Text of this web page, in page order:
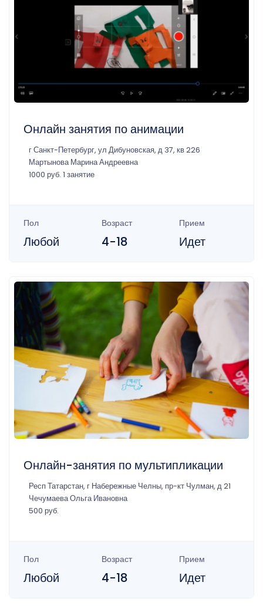
Онлайн занятия по анимации
г Санкт-Петербург, ул Дибуновская, д 37, кв 226
Мартынова Марина Андреевна
1000 руб. 1 занятие
Пол
Любой
Возраст
4-18
Прием
Идет
Онлайн-занятия по мультипликации
Респ Татарстан, г Набережные Челны, пр-кт Чулман, д 21
Чечумаева Ольга Ивановна
500 руб.
Пол
Любой
Возраст
4-18
Прием
Идет